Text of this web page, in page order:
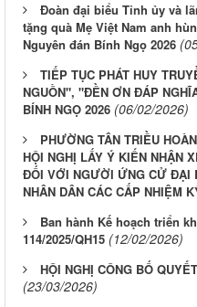
Đoàn đại biểu Tỉnh ủy và
tặng quà Mẹ Việt Nam anh
Nguyên đán Bính Ngọ 2026
TIẾP TỤC PHÁT HUY
NGUỒN", "ĐỀN ƠN ĐÁP
BÍNH NGỌ 2026 (06/02/2026)
PHƯỜNG TÂN TRIỀU
HỘI NGHỊ LẤY Ý KIẾN NHẬN
ĐỐI VỚI NGƯỜI ỨNG CỬ ĐẠI
NHÂN DÂN CÁC CẤP NHIỆM
Ban hành Kế hoạch triển
114/2025/QH15 (12/02/2026)
HỘI NGHỊ CÔNG BỐ
(23/03/2026)